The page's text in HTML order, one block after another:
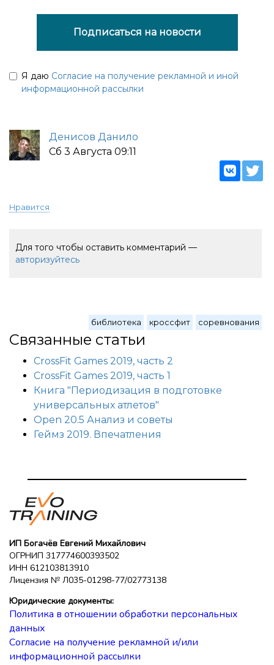
Подписаться на новости
Я даю Согласие на получение рекламной и иной
информационной рассылки
Денисов Данило
Сб 3 Августа 09:11
Нравится
Для того чтобы оставить комментарий —
авторизуйтесь
библиотека кроссфит соревнования
Связанные статьи
CrossFit Games 2019, часть 2
CrossFit Games 2019, часть 1
Книга "Периодизация в подготовке
универсальных атлетов"
Open 20.5 Анализ и советы
Геймз 2019. Впечатления
ИП Богачёв Евгений Михайлович
ОГРНИП 317774600393502
ИНН 612103813910
Лицензия № Л035-01298-77/02773138
Юридические документы:
Политика в отношении обработки персональных
данных
Согласие на получение рекламной и/или
информационной рассылки